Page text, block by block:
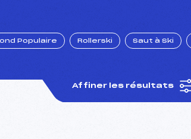
Populaire Rollerski Saut à Ski
Affiner les résultats